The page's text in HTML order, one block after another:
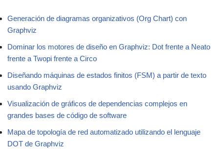
Generación de diagramas organizativos (Org Chart) con
Graphviz
Dominar los motores de diseño en Graphviz: Dot frente a Neato
frente a Twopi frente a Circo
Diseñando máquinas de estados finitos (FSM) a partir de texto
usando Graphviz
Visualización de gráficos de dependencias complejos en
grandes bases de código de software
Mapa de topología de red automatizado utilizando el lenguaje
DOT de Graphviz